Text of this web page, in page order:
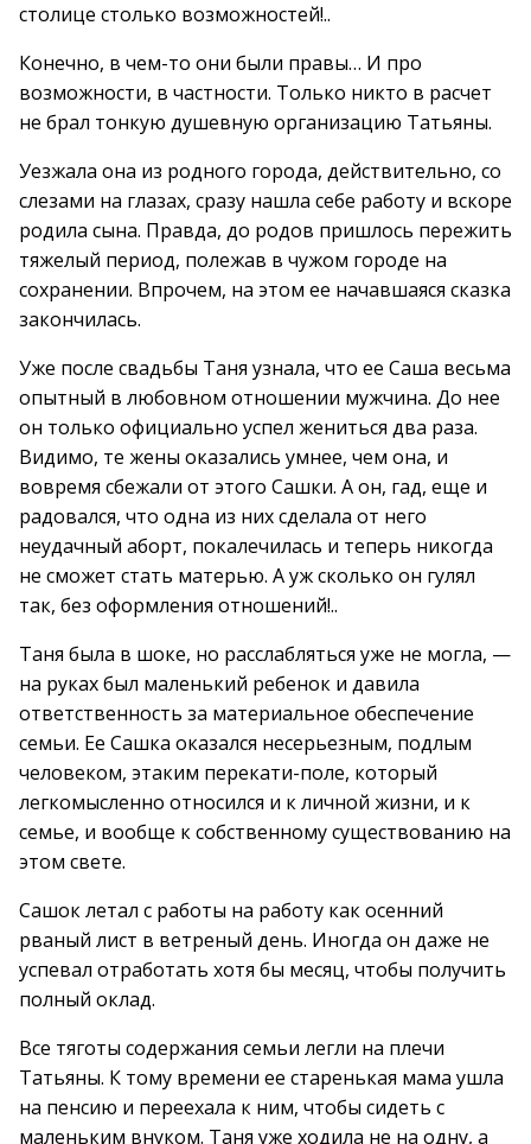
столице столько возможностей!..
Конечно, в чем-то они были правы… И про
возможности, в частности. Только никто в расчет
не брал тонкую душевную организацию Татьяны.
Уезжала она из родного города, действительно, со
слезами на глазах, сразу нашла себе работу и вскоре
родила сына. Правда, до родов пришлось пережить
тяжелый период, полежав в чужом городе на
сохранении. Впрочем, на этом ее начавшаяся сказка
закончилась.
Уже после свадьбы Таня узнала, что ее Саша весьма
опытный в любовном отношении мужчина. До нее
он только официально успел жениться два раза.
Видимо, те жены оказались умнее, чем она, и
вовремя сбежали от этого Сашки. А он, гад, еще и
радовался, что одна из них сделала от него
неудачный аборт, покалечилась и теперь никогда
не сможет стать матерью. А уж сколько он гулял
так, без оформления отношений!..
Таня была в шоке, но расслабляться уже не могла, —
на руках был маленький ребенок и давила
ответственность за материальное обеспечение
семьи. Ее Сашка оказался несерьезным, подлым
человеком, этаким перекати-поле, который
легкомысленно относился и к личной жизни, и к
семье, и вообще к собственному существованию на
этом свете.
Сашок летал с работы на работу как осенний
рваный лист в ветреный день. Иногда он даже не
успевал отработать хотя бы месяц, чтобы получить
полный оклад.
Все тяготы содержания семьи легли на плечи
Татьяны. К тому времени ее старенькая мама ушла
на пенсию и переехала к ним, чтобы сидеть с
маленьким внуком. Таня уже ходила не на одну, а